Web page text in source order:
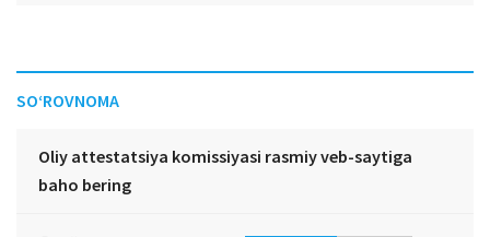
SO‘ROVNOMA
Oliy attestatsiya komissiyasi rasmiy veb-saytiga
baho bering